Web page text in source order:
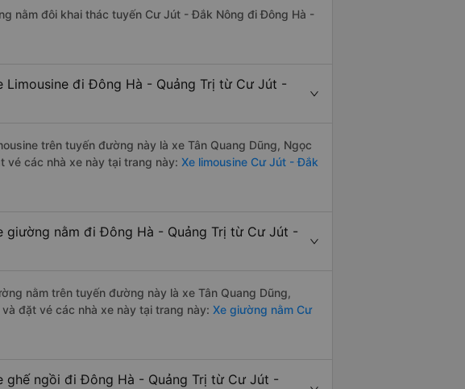
nằm đôi khai thác tuyến Cư Jút - Đắk Nông đi Đông Hà -
Limousine đi Đông Hà - Quảng Trị từ Cư Jút -
trên tuyến đường này là xe Tân Quang Dũng, Ngọc
vé các nhà xe này tại trang này: Xe limousine Cư Jút - Đắk
giường nằm đi Đông Hà - Quảng Trị từ Cư Jút -
nằm trên tuyến đường này là xe Tân Quang Dũng,
đặt vé các nhà xe này tại trang này: Xe giường nằm Cư
ghế ngồi đi Đông Hà - Quảng Trị từ Cư Jút -